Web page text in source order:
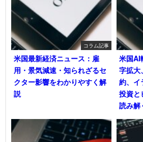
コラム記事
米国最新経済ニュース：雇
用・景気減速・知られざるセ
クター影響をわかりやすく解
説
米国AI
字拡
約、
投資と
読み解